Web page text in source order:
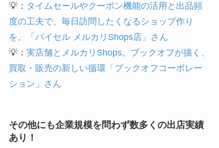
💡： タイムセールやクーポン機能の活用と出品頻
度の工夫で、毎日訪問したくなるショップ作り
を。「バイセル メルカリShops店」さん
💡： 実店舗とメルカリShops。ブックオフが描く、
買取・販売の新しい循環「ブックオフコーポレー
ション」さん
その他にも企業規模を問わず数多くの出店実績
あり！